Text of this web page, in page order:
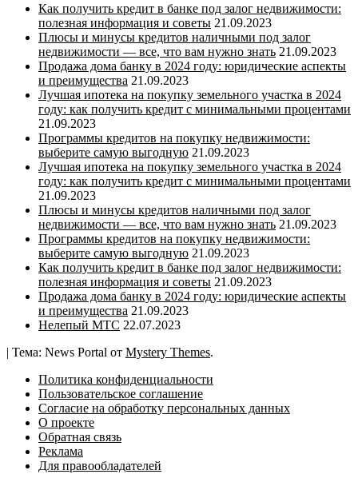
Как получить кредит в банке под залог недвижимости:
полезная информация и советы 21.09.2023
Плюсы и минусы кредитов наличными под залог
недвижимости — все, что вам нужно знать 21.09.2023
Продажа дома банку в 2024 году: юридические аспекты
и преимущества 21.09.2023
Лучшая ипотека на покупку земельного участка в 2024
году: как получить кредит с минимальными процентами
21.09.2023
Программы кредитов на покупку недвижимости:
выберите самую выгодную 21.09.2023
Лучшая ипотека на покупку земельного участка в 2024
году: как получить кредит с минимальными процентами
21.09.2023
Плюсы и минусы кредитов наличными под залог
недвижимости — все, что вам нужно знать 21.09.2023
Программы кредитов на покупку недвижимости:
выберите самую выгодную 21.09.2023
Как получить кредит в банке под залог недвижимости:
полезная информация и советы 21.09.2023
Продажа дома банку в 2024 году: юридические аспекты
и преимущества 21.09.2023
Нелепый МТС 22.07.2023
| Тема: News Portal от Mystery Themes.
Политика конфиденциальности
Пользовательское соглашение
Согласие на обработку персональных данных
О проекте
Обратная связь
Реклама
Для правообладателей